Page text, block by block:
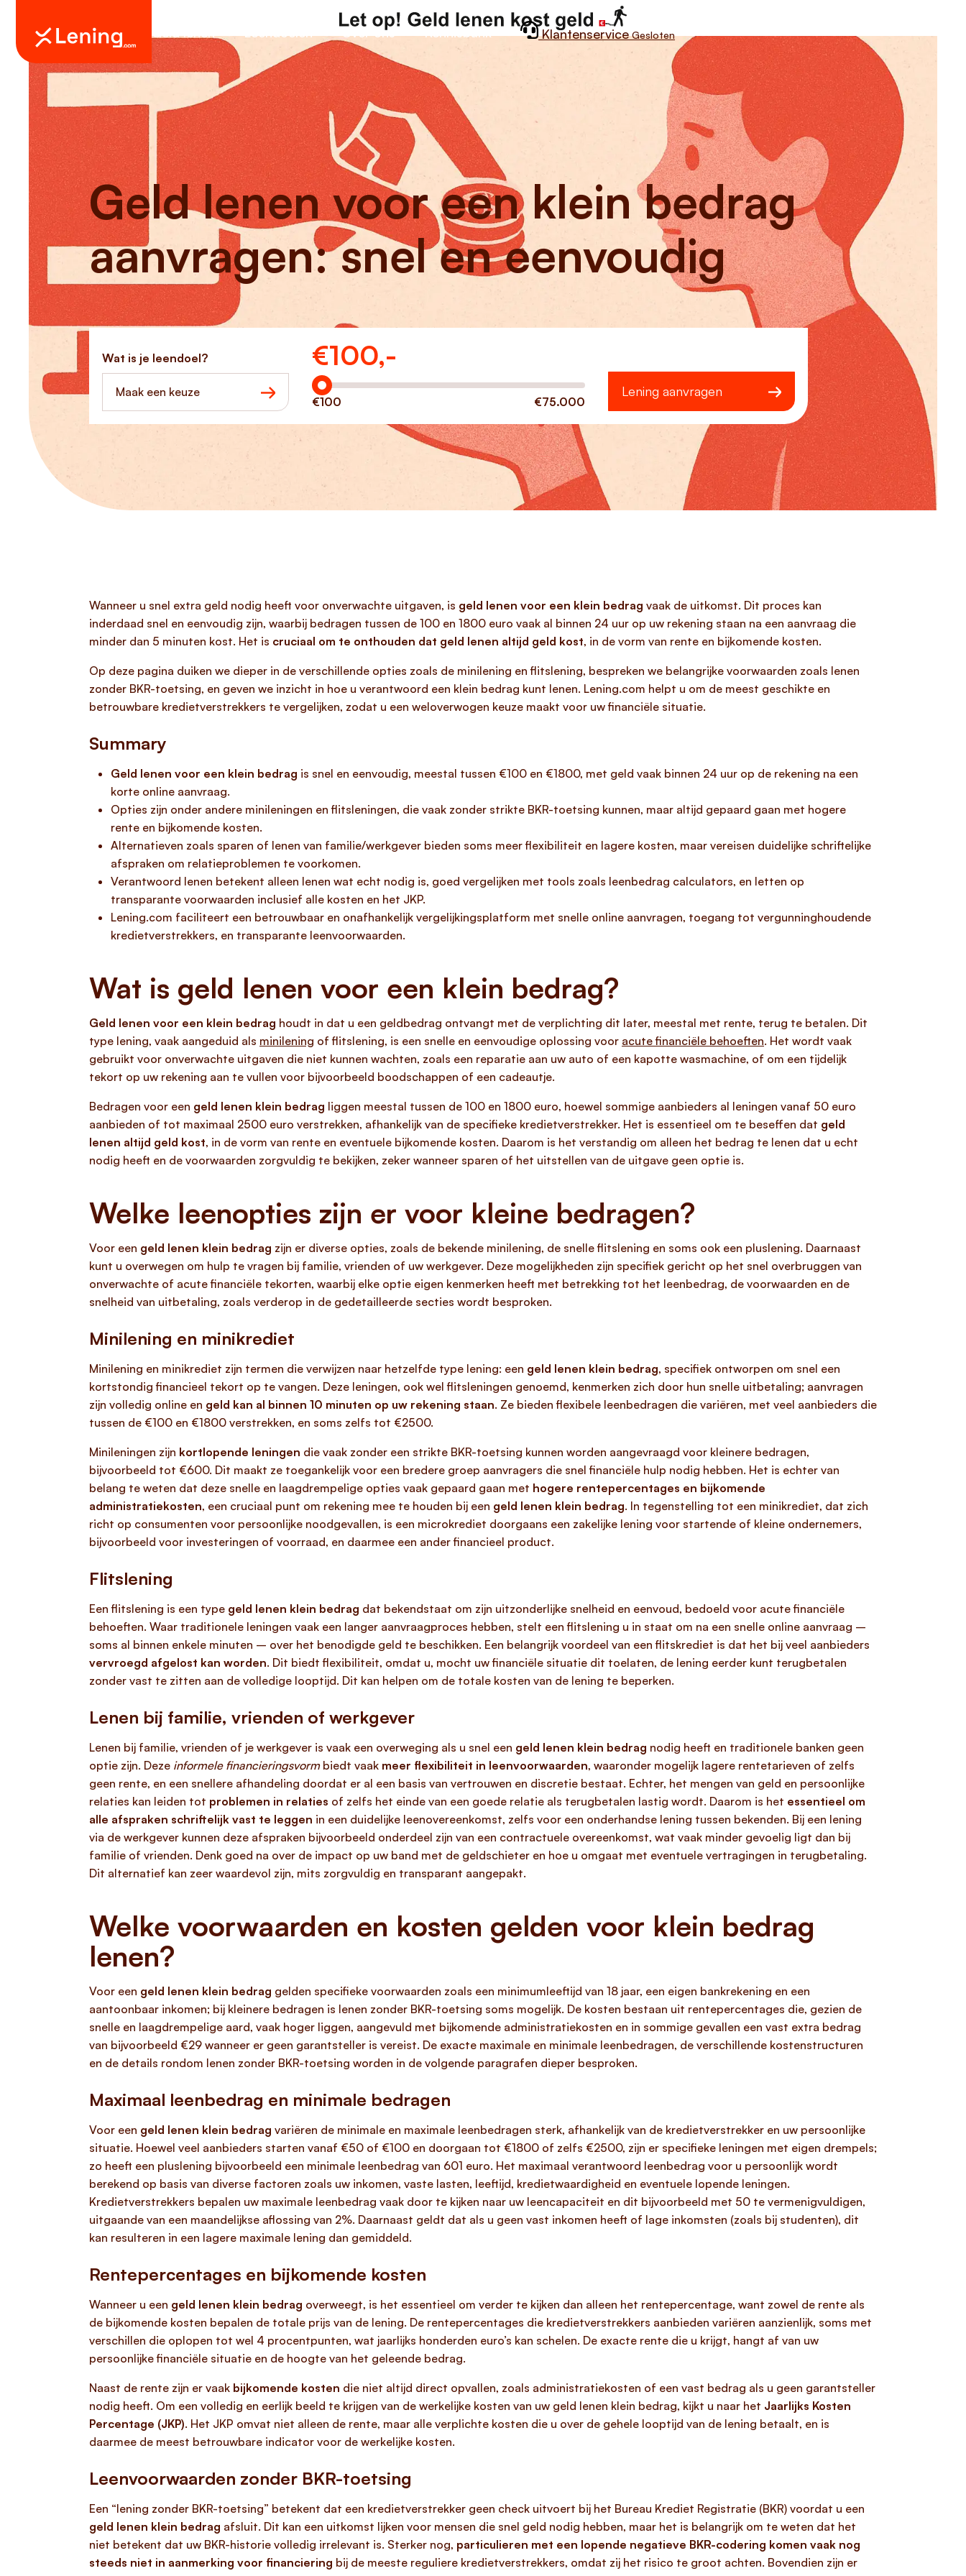
Geld lenen Leendoelen Over ons Kennisbank Klantenservice Gesloten
Geld lenen voor een klein bedrag
aanvragen: snel en eenvoudig
Wat is je leendoel?
Maak een keuze
€100,-
Hoeveel wilt u lenen?
€100 €75.000
Lening aanvragen
Wanneer u snel extra geld nodig heeft voor onverwachte uitgaven, is geld lenen voor een klein bedrag vaak de uitkomst. Dit proces kan
inderdaad snel en eenvoudig zijn, waarbij bedragen tussen de 100 en 1800 euro vaak al binnen 24 uur op uw rekening staan na een aanvraag die
minder dan 5 minuten kost. Het is cruciaal om te onthouden dat geld lenen altijd geld kost, in de vorm van rente en bijkomende kosten.
Op deze pagina duiken we dieper in de verschillende opties zoals de minilening en flitslening, bespreken we belangrijke voorwaarden zoals lenen
zonder BKR-toetsing, en geven we inzicht in hoe u verantwoord een klein bedrag kunt lenen. Lening.com helpt u om de meest geschikte en
betrouwbare kredietverstrekkers te vergelijken, zodat u een weloverwogen keuze maakt voor uw financiële situatie.
Summary
Geld lenen voor een klein bedrag is snel en eenvoudig, meestal tussen €100 en €1800, met geld vaak binnen 24 uur op de rekening na een
korte online aanvraag.
Opties zijn onder andere minileningen en flitsleningen, die vaak zonder strikte BKR-toetsing kunnen, maar altijd gepaard gaan met hogere
rente en bijkomende kosten.
Alternatieven zoals sparen of lenen van familie/werkgever bieden soms meer flexibiliteit en lagere kosten, maar vereisen duidelijke schriftelijke
afspraken om relatieproblemen te voorkomen.
Verantwoord lenen betekent alleen lenen wat echt nodig is, goed vergelijken met tools zoals leenbedrag calculators, en letten op
transparante voorwaarden inclusief alle kosten en het JKP.
Lening.com faciliteert een betrouwbaar en onafhankelijk vergelijkingsplatform met snelle online aanvragen, toegang tot vergunninghoudende
kredietverstrekkers, en transparante leenvoorwaarden.
Wat is geld lenen voor een klein bedrag?
Geld lenen voor een klein bedrag houdt in dat u een geldbedrag ontvangt met de verplichting dit later, meestal met rente, terug te betalen. Dit
type lening, vaak aangeduid als minilening of flitslening, is een snelle en eenvoudige oplossing voor acute financiële behoeften. Het wordt vaak
gebruikt voor onverwachte uitgaven die niet kunnen wachten, zoals een reparatie aan uw auto of een kapotte wasmachine, of om een tijdelijk
tekort op uw rekening aan te vullen voor bijvoorbeeld boodschappen of een cadeautje.
Bedragen voor een geld lenen klein bedrag liggen meestal tussen de 100 en 1800 euro, hoewel sommige aanbieders al leningen vanaf 50 euro
aanbieden of tot maximaal 2500 euro verstrekken, afhankelijk van de specifieke kredietverstrekker. Het is essentieel om te beseffen dat geld
lenen altijd geld kost, in de vorm van rente en eventuele bijkomende kosten. Daarom is het verstandig om alleen het bedrag te lenen dat u echt
nodig heeft en de voorwaarden zorgvuldig te bekijken, zeker wanneer sparen of het uitstellen van de uitgave geen optie is.
Welke leenopties zijn er voor kleine bedragen?
Voor een geld lenen klein bedrag zijn er diverse opties, zoals de bekende minilening, de snelle flitslening en soms ook een pluslening. Daarnaast
kunt u overwegen om hulp te vragen bij familie, vrienden of uw werkgever. Deze mogelijkheden zijn specifiek gericht op het snel overbruggen van
onverwachte of acute financiële tekorten, waarbij elke optie eigen kenmerken heeft met betrekking tot het leenbedrag, de voorwaarden en de
snelheid van uitbetaling, zoals verderop in de gedetailleerde secties wordt besproken.
Minilening en minikrediet
Minilening en minikrediet zijn termen die verwijzen naar hetzelfde type lening: een geld lenen klein bedrag, specifiek ontworpen om snel een
kortstondig financieel tekort op te vangen. Deze leningen, ook wel flitsleningen genoemd, kenmerken zich door hun snelle uitbetaling; aanvragen
zijn volledig online en geld kan al binnen 10 minuten op uw rekening staan. Ze bieden flexibele leenbedragen die variëren, met veel aanbieders die
tussen de €100 en €1800 verstrekken, en soms zelfs tot €2500.
Minileningen zijn kortlopende leningen die vaak zonder een strikte BKR-toetsing kunnen worden aangevraagd voor kleinere bedragen,
bijvoorbeeld tot €600. Dit maakt ze toegankelijk voor een bredere groep aanvragers die snel financiële hulp nodig hebben. Het is echter van
belang te weten dat deze snelle en laagdrempelige opties vaak gepaard gaan met hogere rentepercentages en bijkomende
administratiekosten, een cruciaal punt om rekening mee te houden bij een geld lenen klein bedrag. In tegenstelling tot een minikrediet, dat zich
richt op consumenten voor persoonlijke noodgevallen, is een microkrediet doorgaans een zakelijke lening voor startende of kleine ondernemers,
bijvoorbeeld voor investeringen of voorraad, en daarmee een ander financieel product.
Flitslening
Een flitslening is een type geld lenen klein bedrag dat bekendstaat om zijn uitzonderlijke snelheid en eenvoud, bedoeld voor acute financiële
behoeften. Waar traditionele leningen vaak een langer aanvraagproces hebben, stelt een flitslening u in staat om na een snelle online aanvraag –
soms al binnen enkele minuten – over het benodigde geld te beschikken. Een belangrijk voordeel van een flitskrediet is dat het bij veel aanbieders
vervroegd afgelost kan worden. Dit biedt flexibiliteit, omdat u, mocht uw financiële situatie dit toelaten, de lening eerder kunt terugbetalen
zonder vast te zitten aan de volledige looptijd. Dit kan helpen om de totale kosten van de lening te beperken.
Lenen bij familie, vrienden of werkgever
Lenen bij familie, vrienden of je werkgever is vaak een overweging als u snel een geld lenen klein bedrag nodig heeft en traditionele banken geen
optie zijn. Deze informele financieringsvormbiedt vaak meer flexibiliteit in leenvoorwaarden, waaronder mogelijk lagere rentetarieven of zelfs
geen rente, en een snellere afhandeling doordat er al een basis van vertrouwen en discretie bestaat. Echter, het mengen van geld en persoonlijke
relaties kan leiden tot problemen in relaties of zelfs het einde van een goede relatie als terugbetalen lastig wordt. Daarom is het essentieel om
alle afspraken schriftelijk vast te leggen in een duidelijke leenovereenkomst, zelfs voor een onderhandse lening tussen bekenden. Bij een lening
via de werkgever kunnen deze afspraken bijvoorbeeld onderdeel zijn van een contractuele overeenkomst, wat vaak minder gevoelig ligt dan bij
familie of vrienden. Denk goed na over de impact op uw band met de geldschieter en hoe u omgaat met eventuele vertragingen in terugbetaling.
Dit alternatief kan zeer waardevol zijn, mits zorgvuldig en transparant aangepakt.
Welke voorwaarden en kosten gelden voor klein bedrag
lenen?
Voor een geld lenen klein bedrag gelden specifieke voorwaarden zoals een minimumleeftijd van 18 jaar, een eigen bankrekening en een
aantoonbaar inkomen; bij kleinere bedragen is lenen zonder BKR-toetsing soms mogelijk. De kosten bestaan uit rentepercentages die, gezien de
snelle en laagdrempelige aard, vaak hoger liggen, aangevuld met bijkomende administratiekosten en in sommige gevallen een vast extra bedrag
van bijvoorbeeld €29 wanneer er geen garantsteller is vereist. De exacte maximale en minimale leenbedragen, de verschillende kostenstructuren
en de details rondom lenen zonder BKR-toetsing worden in de volgende paragrafen dieper besproken.
Maximaal leenbedrag en minimale bedragen
Voor een geld lenen klein bedrag variëren de minimale en maximale leenbedragen sterk, afhankelijk van de kredietverstrekker en uw persoonlijke
situatie. Hoewel veel aanbieders starten vanaf €50 of €100 en doorgaan tot €1800 of zelfs €2500, zijn er specifieke leningen met eigen drempels;
zo heeft een pluslening bijvoorbeeld een minimale leenbedrag van 601 euro. Het maximaal verantwoord leenbedrag voor u persoonlijk wordt
berekend op basis van diverse factoren zoals uw inkomen, vaste lasten, leeftijd, kredietwaardigheid en eventuele lopende leningen.
Kredietverstrekkers bepalen uw maximale leenbedrag vaak door te kijken naar uw leencapaciteit en dit bijvoorbeeld met 50 te vermenigvuldigen,
uitgaande van een maandelijkse aflossing van 2%. Daarnaast geldt dat als u geen vast inkomen heeft of lage inkomsten (zoals bij studenten), dit
kan resulteren in een lagere maximale lening dan gemiddeld.
Rentepercentages en bijkomende kosten
Wanneer u een geld lenen klein bedrag overweegt, is het essentieel om verder te kijken dan alleen het rentepercentage, want zowel de rente als
de bijkomende kosten bepalen de totale prijs van de lening. De rentepercentages die kredietverstrekkers aanbieden variëren aanzienlijk, soms met
verschillen die oplopen tot wel 4 procentpunten, wat jaarlijks honderden euro’s kan schelen. De exacte rente die u krijgt, hangt af van uw
persoonlijke financiële situatie en de hoogte van het geleende bedrag.
Naast de rente zijn er vaak bijkomende kosten die niet altijd direct opvallen, zoals administratiekosten of een vast bedrag als u geen garantsteller
nodig heeft. Om een volledig en eerlijk beeld te krijgen van de werkelijke kosten van uw geld lenen klein bedrag, kijkt u naar het Jaarlijks Kosten
Percentage (JKP). Het JKP omvat niet alleen de rente, maar alle verplichte kosten die u over de gehele looptijd van de lening betaalt, en is
daarmee de meest betrouwbare indicator voor de werkelijke kosten.
Leenvoorwaarden zonder BKR-toetsing
Een “lening zonder BKR-toetsing” betekent dat een kredietverstrekker geen check uitvoert bij het Bureau Krediet Registratie (BKR) voordat u een
geld lenen klein bedrag afsluit. Dit kan een uitkomst lijken voor mensen die snel geld nodig hebben, maar het is belangrijk om te weten dat het
niet betekent dat uw BKR-historie volledig irrelevant is. Sterker nog, particulieren met een lopende negatieve BKR-codering komen vaak nog
steeds niet in aanmerking voor financiering bij de meeste reguliere kredietverstrekkers, omdat zij het risico te groot achten. Bovendien zijn er